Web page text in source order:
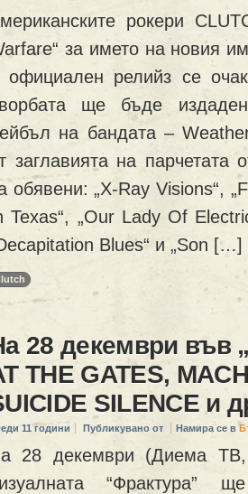
рокери
за името на новия
официален релийз се
ще бъде
на бандата –
заглавията на парчетата
обявени: „X-Ray Visions“,
Texas“, „Our Lady Of
Blues“ и „Son […]
28 декември във
THE GATES,
SILENCE и
11 години Публикувано от Намира се в
28 декември (Диема
“Фрактура”